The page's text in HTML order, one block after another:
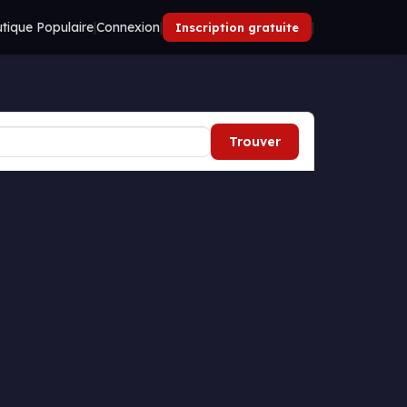
Populaire|Connexion| Inscription gratuite |
Trouver